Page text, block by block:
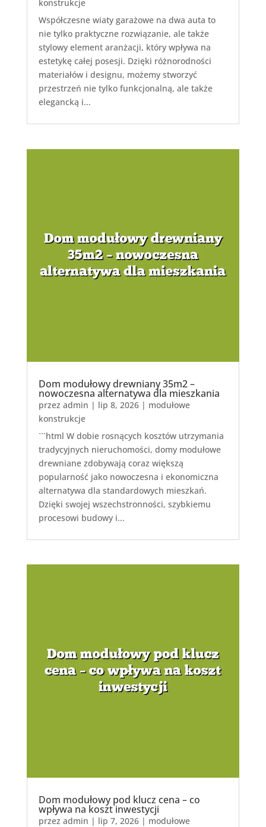
konstrukcje
Współczesne wiaty garażowe na dwa auta to
nie tylko praktyczne rozwiązanie, ale także
stylowy element aranżacji, który wpływa na
estetykę całej posesji. Dzięki różnorodności
materiałów i designu, możemy stworzyć
przestrzeń nie tylko funkcjonalną, ale także
elegancką i...
Dom modułowy drewniany 35m2 –
nowoczesna alternatywa dla mieszkania
przez admin | lip 8, 2026| modułowe
konstrukcje
```html W dobie rosnących kosztów utrzymania
tradycyjnych nieruchomości, domy modułowe
drewniane zdobywają coraz większą
popularność jako nowoczesna i ekonomiczna
alternatywa dla standardowych mieszkań.
Dzięki swojej wszechstronności, szybkiemu
procesowi budowy i...
Dom modułowy pod klucz cena – co
wpływa na koszt inwestycji
przez admin | lip 7, 2026| modułowe